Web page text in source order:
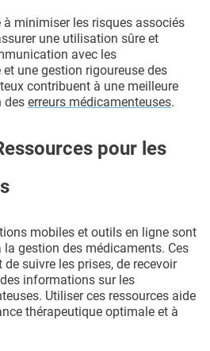
minimiser les risques associés
une utilisation sûre et
avec les
une gestion rigoureuse des
contribuent à une meilleure
des erreurs médicamenteuses.
pour les
mobiles et outils en ligne sont
gestion des médicaments. Ces
suivre les prises, de recevoir
informations sur les
Utiliser ces ressources aide
thérapeutique optimale et à